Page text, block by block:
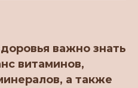
важно знать
витаминов,
а также